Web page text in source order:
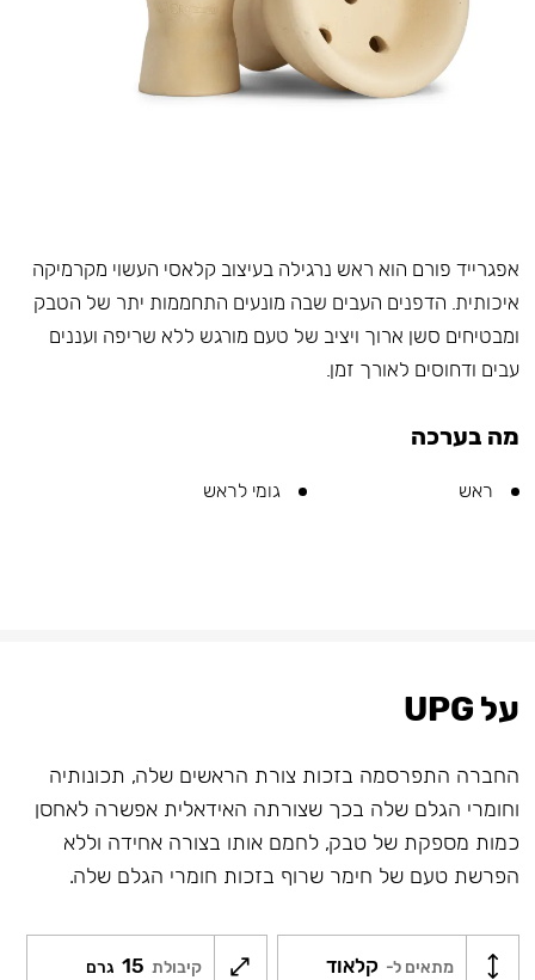
אפגרייד פורם הוא ראש נרגילה בעיצוב קלאסי העשוי מקרמיקה
איכותית. הדפנים העבים שבה מונעים התחממות יתר של הטבק
ומבטיחים סשן ארוך ויציב של טעם מורגש ללא שריפה ועננים
עבים ודחוסים לאורך זמן.
מה בערכה
ראש גומי לראש
על UPG
החברה התפרסמה בזכות צורת הראשים שלה, תכונותיה
וחומרי הגלם שלה בכך שצורתה האידאלית אפשרה לאחסן
כמות מספקת של טבק, לחמם אותו בצורה אחידה וללא
הפרשת טעם של חימר שרוף בזכות חומרי הגלם שלה.
מתאים ל- קלאוד קיבולת 15 גרם